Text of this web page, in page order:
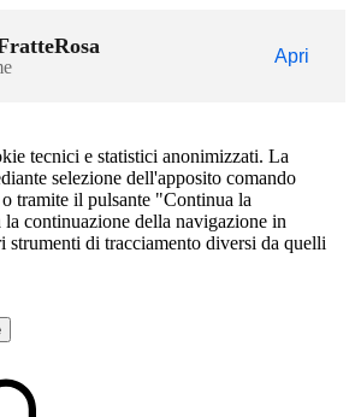
Apri
tecnici e statistici anonimizzati. La
selezione dell'apposito comando
tramite il pulsante "Continua la
continuazione della navigazione in
strumenti di tracciamento diversi da quelli